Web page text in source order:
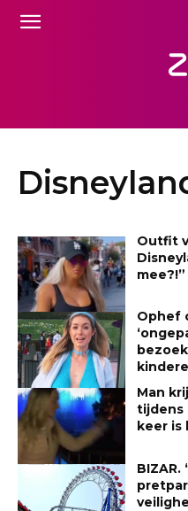
Outfit
Ophef
Man
tijdens
keer is
BIZAR.